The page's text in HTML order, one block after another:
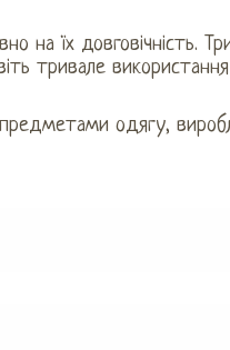
на їх довговічність.
тривале
одягу,